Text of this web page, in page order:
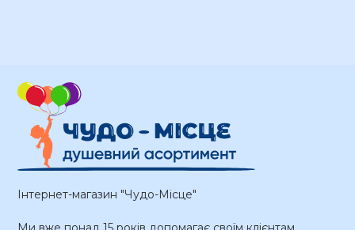
Інтернет-магазин "Чудо-Місце"